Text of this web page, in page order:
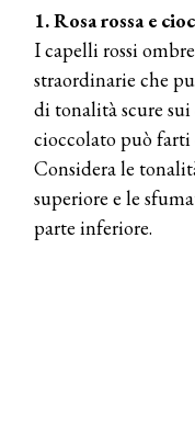
1. Rosa rossa e
I capelli rossi
straordinarie che
di tonalità scure
cioccolato può farti
Considera le
superiore e le
parte inferiore.